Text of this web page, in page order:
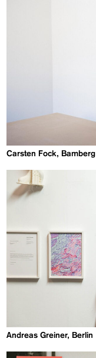
Carsten Fock, Bamberg
Andreas Greiner, Berlin